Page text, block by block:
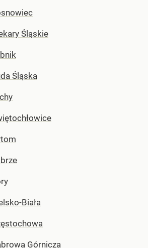
Śląskie
Śląska
Biała
Górnicza